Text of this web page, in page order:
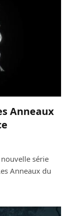
Anneaux
série
Anneaux du